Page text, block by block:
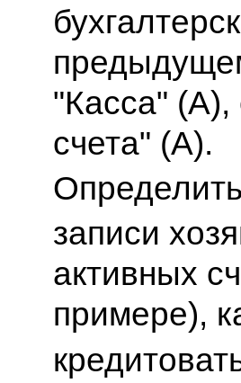
"Касса" (А),
счета" (А).
записи
активных
примере),